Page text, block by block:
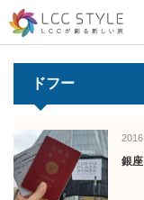
ドフー
銀